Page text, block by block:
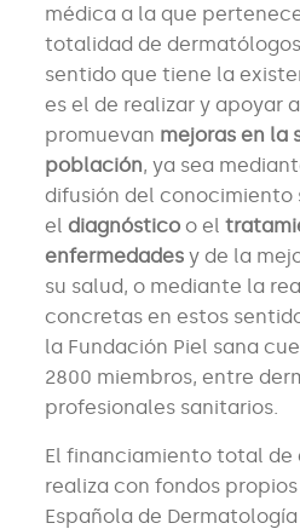
médica a la que
totalidad de
sentido que tiene la
es el de realizar y apoyar
promuevan mejoras en la
población, ya sea
difusión del conocimiento
el diagnósticoo el
enfermedadesy de la
su salud, o mediante la
concretas en estos
la Fundación Piel sana
2800 miembros, entre
profesionales sanitarios.
El financiamiento total de
realiza con fondos
Española de